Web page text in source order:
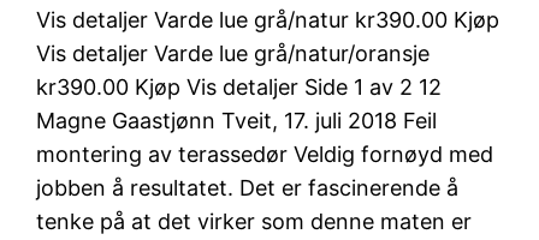
Vis detaljer Varde lue grå/natur kr390.00 Kjøp
Vis detaljer Varde lue grå/natur/oransje
kr390.00 Kjøp Vis detaljer Side 1 av 2 12
Magne Gaastjønn Tveit, 17. juli 2018 Feil
montering av terassedør Veldig fornøyd med
jobben å resultatet. Det er fascinerende å
tenke på at det virker som denne maten er